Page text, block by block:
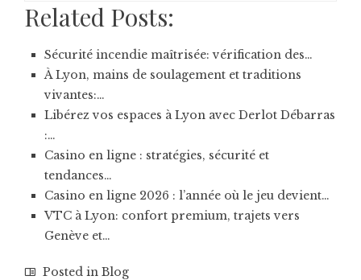
Related Posts:
Sécurité incendie maîtrisée: vérification des…
À Lyon, mains de soulagement et traditions
vivantes:…
Libérez vos espaces à Lyon avec Derlot Débarras
:…
Casino en ligne : stratégies, sécurité et
tendances…
Casino en ligne 2026 : l’année où le jeu devient…
VTC à Lyon: confort premium, trajets vers
Genève et…
Posted in Blog